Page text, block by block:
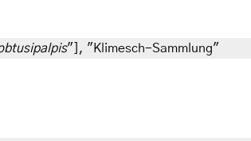
"], "Klimesch-Sammlung"